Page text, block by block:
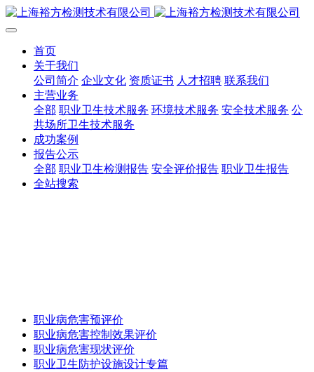
首页
关于我们
公司简介 企业文化 资质证书 人才招聘 联系我们
主营业务
全部 职业卫生技术服务 环境技术服务 安全技术服务 公
共场所卫生技术服务
成功案例
报告公示
全部 职业卫生检测报告 安全评价报告 职业卫生报告
全站搜索
职业病危害预评价
职业病危害控制效果评价
职业病危害现状评价
职业卫生防护设施设计专篇